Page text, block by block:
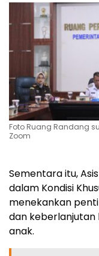
Foto Ruang Randang
Zoom
Sementara itu,
dalam Kondisi
menekankan
dan keberlanjutan
anak.